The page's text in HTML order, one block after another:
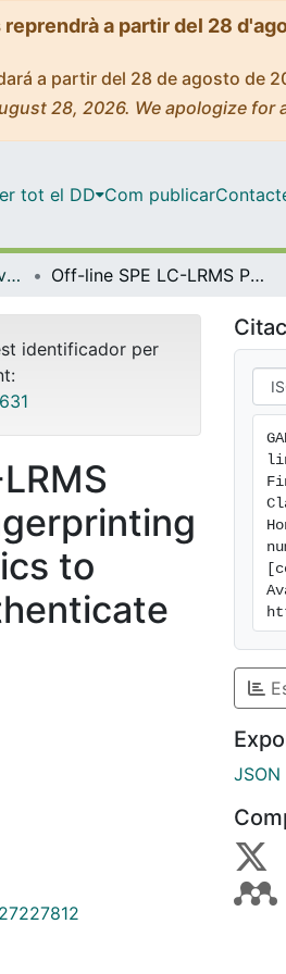
a partir del 28
a partir del 28 de agosto de
28, 2026. We apologize for
tot el DD Com publicar
Articles publicats en revistes (Enginyeria Química i Química Analítica) Off-line SPE LC-LRMS Polyphenolic Fingerprinting and Chemometrics to Classify and Authenticate Spanish Honey
identificador per
to
JSON